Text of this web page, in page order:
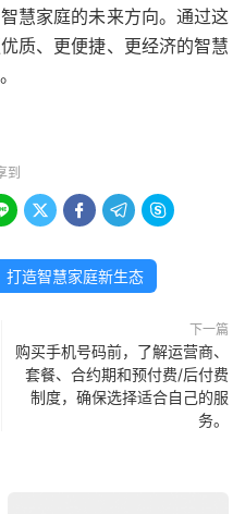
慧家庭的未来方向。通过这
质、更便捷、更经济的智慧
到
   
打造智慧家庭新生态
下一篇
购买手机号码前，了解运营商、
套餐、合约期和预付费/后付费
制度，确保选择适合自己的服
务。